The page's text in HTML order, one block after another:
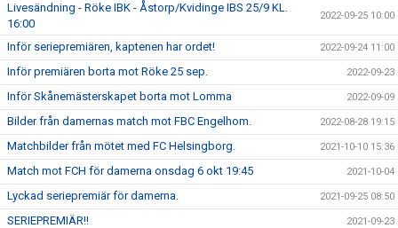
Livesändning - Röke IBK - Åstorp/Kvidinge IBS 25/9 KL.
16:00
2022-09-25 10:00
Inför seriepremiären, kaptenen har ordet! 2022-09-24 11:00
Inför premiären borta mot Röke 25 sep. 2022-09-23
Inför Skånemästerskapet borta mot Lomma 2022-09-09
Bilder från damernas match mot FBC Engelhom. 2022-08-28 19:15
Matchbilder från mötet med FC Helsingborg. 2021-10-10 15:36
Match mot FCH för damerna onsdag 6 okt 19:45 2021-10-04
Lyckad seriepremiär för damerna. 2021-09-25 08:50
SERIEPREMIÄR!! 2021-09-23